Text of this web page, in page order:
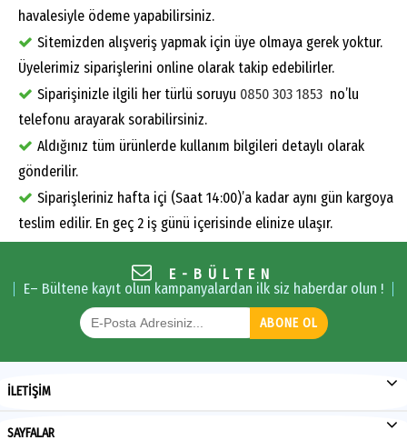
havalesiyle ödeme yapabilirsiniz.
Sitemizden alışveriş yapmak için üye olmaya gerek yoktur.
Üyelerimiz siparişlerini online olarak takip edebilirler.
Siparişinizle ilgili her türlü soruyu 0850 303 1853 no’lu
telefonu arayarak sorabilirsiniz.
Aldığınız tüm ürünlerde kullanım bilgileri detaylı olarak
gönderilir.
Siparişleriniz hafta içi (Saat 14:00)’a kadar aynı gün kargoya
teslim edilir. En geç 2 iş günü içerisinde elinize ulaşır.
E-BÜLTEN
E– Bültene kayıt olun kampanyalardan ilk siz haberdar olun !
ABONE OL
İLETİŞİM
SAYFALAR